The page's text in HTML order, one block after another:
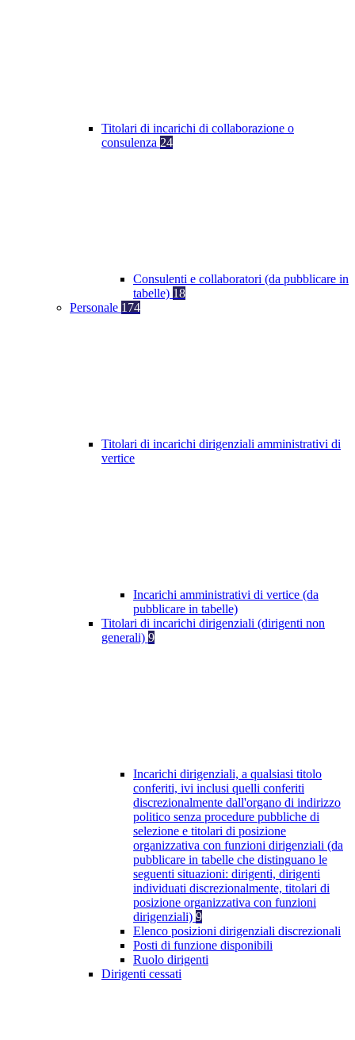
Titolari di incarichi di collaborazione o
consulenza 24
Consulenti e collaboratori (da pubblicare in
tabelle) 18
Personale 174
Titolari di incarichi dirigenziali amministrativi di
vertice
Incarichi amministrativi di vertice (da
pubblicare in tabelle)
Titolari di incarichi dirigenziali (dirigenti non
generali) 9
Incarichi dirigenziali, a qualsiasi titolo
conferiti, ivi inclusi quelli conferiti
discrezionalmente dall'organo di indirizzo
politico senza procedure pubbliche di
selezione e titolari di posizione
organizzativa con funzioni dirigenziali (da
pubblicare in tabelle che distinguano le
seguenti situazioni: dirigenti, dirigenti
individuati discrezionalmente, titolari di
posizione organizzativa con funzioni
dirigenziali) 9
Elenco posizioni dirigenziali discrezionali
Posti di funzione disponibili
Ruolo dirigenti
Dirigenti cessati